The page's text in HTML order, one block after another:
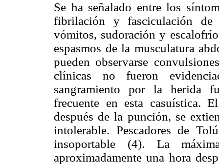
Se ha señalado entre los
fibrilación y fasciculación de
vómitos, sudoración y
espasmos de la musculatura
pueden observarse
clínicas no fueron
sangramiento por la herida
frecuente en esta casuística.
después de la punción, se
intolerable. Pescadores de
insoportable (4). La
aproximadamente una hora